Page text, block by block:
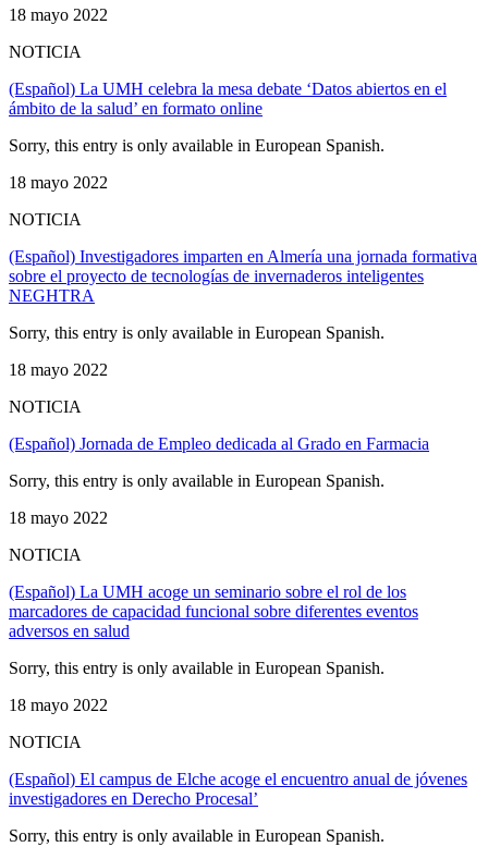
18 mayo 2022
NOTICIA
(Español) La UMH celebra la mesa debate ‘Datos abiertos en el
ámbito de la salud’ en formato online
Sorry, this entry is only available in European Spanish.
18 mayo 2022
NOTICIA
(Español) Investigadores imparten en Almería una jornada formativa
sobre el proyecto de tecnologías de invernaderos inteligentes
NEGHTRA
Sorry, this entry is only available in European Spanish.
18 mayo 2022
NOTICIA
(Español) Jornada de Empleo dedicada al Grado en Farmacia
Sorry, this entry is only available in European Spanish.
18 mayo 2022
NOTICIA
(Español) La UMH acoge un seminario sobre el rol de los
marcadores de capacidad funcional sobre diferentes eventos
adversos en salud
Sorry, this entry is only available in European Spanish.
18 mayo 2022
NOTICIA
(Español) El campus de Elche acoge el encuentro anual de jóvenes
investigadores en Derecho Procesal’
Sorry, this entry is only available in European Spanish.